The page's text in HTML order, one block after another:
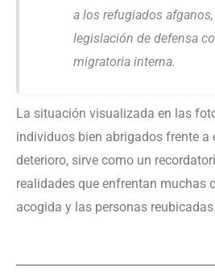
a los refugiados
legislación de defensa
migratoria interna.
La situación visualizada en las
individuos bien abrigados frente a
deterioro, sirve como un
realidades que enfrentan muchas
acogida y las personas reubicadas.